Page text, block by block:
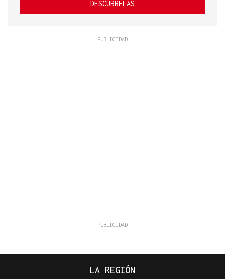
DESCÚBRELAS
LA REGIÓN